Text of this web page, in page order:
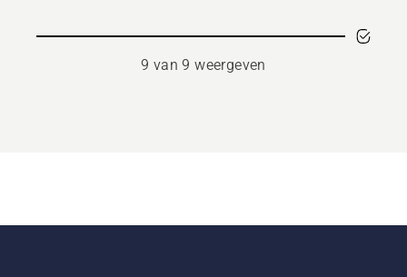
9 van 9 weergeven